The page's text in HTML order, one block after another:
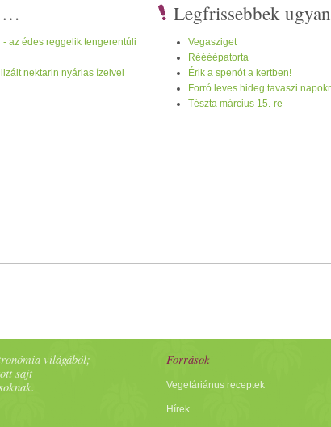
…
az édes reggelik tengerentúli
nektarin nyárias ízeivel
Legfrissebbek
Vegasziget
Réééépatorta
Érik a spenót a kertben!
Forró leves hideg tavaszi
Tészta március 15.-re
világából;
sajt
Források
Vegetáriánus receptek
Hírek